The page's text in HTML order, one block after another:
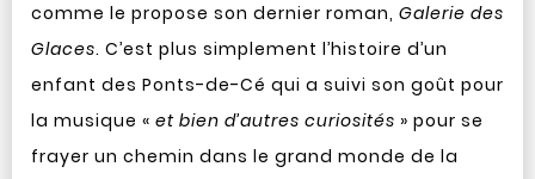
comme le propose son dernier roman, Galerie des
Glaces. C’est plus simplement l’histoire d’un
enfant des Ponts-de-Cé qui a suivi son goût pour
la musique « et bien d’autres curiosités » pour se
frayer un chemin dans le grand monde de la